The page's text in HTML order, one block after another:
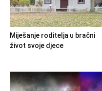
Miješanje roditelja u bračni
život svoje djece